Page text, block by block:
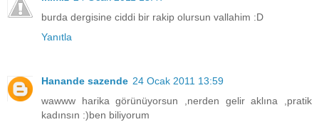
burda dergisine ciddi bir rakip olursun vallahim :D
Yanıtla
Hanande sazende 24 Ocak 2011 13:59
wawww harika görünüyorsun ,nerden gelir aklına ,pratik
kadınsın :)ben biliyorum